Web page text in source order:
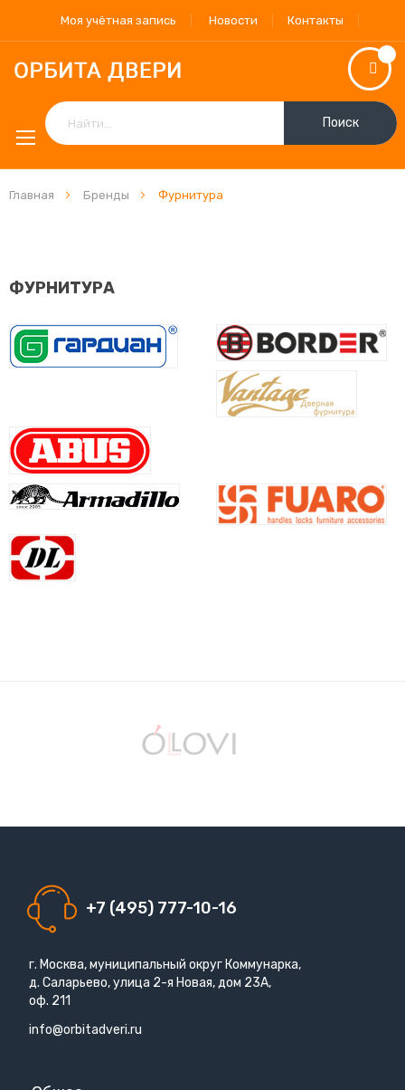
Моя учётная запись Новости Контакты
Поиск
Главная Бренды Фурнитура
ФУРНИТУРА
+7 (495) 777-10-16
г. Москва, муниципальный округ Коммунарка,
д. Саларьево, улица 2-я Новая, дом 23А,
оф. 211
info@orbitadveri.ru